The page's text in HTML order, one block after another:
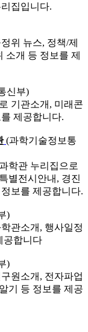
집입니다.
위 뉴스, 정책/제
소개 등 정보를 제
신부)
기관소개, 미래콘
제공합니다.
(과학기술정보통
학관 누리집으로
별전시안내, 경진
보를 제공합니다.
)
관소개, 행사일정
공합니다
)
원소개, 전자파업
기 등 정보를 제공